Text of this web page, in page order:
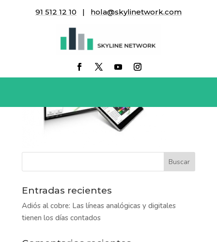
91 512 12 10 | hola@skylinetwork.com
SCHOOL
Entradas recientes
Adiós al cobre: Las líneas analógicas y digitales
tienen los días contados